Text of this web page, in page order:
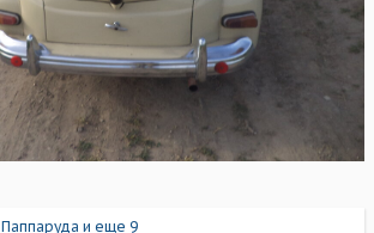
Паппаруда и еще 9